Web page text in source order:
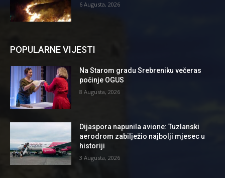
6 Augusta, 2026
POPULARNE VIJESTI
Na Starom gradu Srebreniku večeras
počinje OGUS
8 Augusta, 2026
Dijaspora napunila avione: Tuzlanski
aerodrom zabilježio najbolji mjesec u
historiji
3 Augusta, 2026